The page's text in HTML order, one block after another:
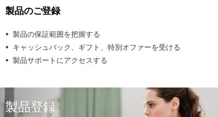
製品のご登録
製品の保証範囲を把握する
キャッシュバック、ギフト、特別オファーを受ける
製品サポートにアクセスする
製品登録